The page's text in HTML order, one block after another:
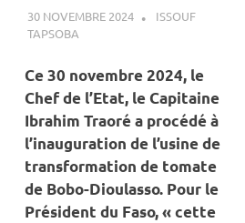
30 NOVEMBRE 2024
ISSOUF
TAPSOBA
Ce 30 novembre 2024, le
Chef de l’Etat, le Capitaine
Ibrahim Traoré a procédé à
l’inauguration de l’usine de
transformation de tomate
de Bobo-Dioulasso. Pour le
Président du Faso, « cette